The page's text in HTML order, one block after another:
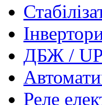
ДБЖ /
Реле